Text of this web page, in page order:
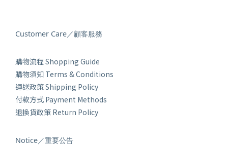
Customer Care／顧客服務
購物流程 Shopping Guide
購物須知 Terms & Conditions
運送政策 Shipping Policy
付款方式 Payment Methods
退換貨政策 Return Policy
Notice／重要公告